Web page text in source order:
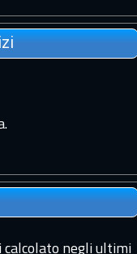
calcolato negli ultimi